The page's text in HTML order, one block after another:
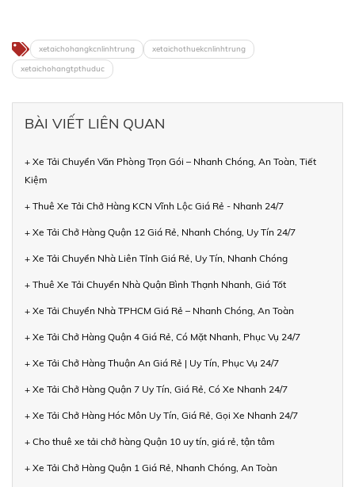
xetaichohangkcnlinhtrung
xetaichothuekcnlinhtrung
xetaichohangtpthuduc
BÀI VIẾT LIÊN QUAN
+ Xe Tải Chuyển Văn Phòng Trọn Gói – Nhanh Chóng, An Toàn, Tiết
Kiệm
+ Thuê Xe Tải Chở Hàng KCN Vĩnh Lộc Giá Rẻ - Nhanh 24/7
+ Xe Tải Chở Hàng Quận 12 Giá Rẻ, Nhanh Chóng, Uy Tín 24/7
+ Xe Tải Chuyển Nhà Liên Tỉnh Giá Rẻ, Uy Tín, Nhanh Chóng
+ Thuê Xe Tải Chuyển Nhà Quận Bình Thạnh Nhanh, Giá Tốt
+ Xe Tải Chuyển Nhà TPHCM Giá Rẻ – Nhanh Chóng, An Toàn
+ Xe Tải Chở Hàng Quận 4 Giá Rẻ, Có Mặt Nhanh, Phục Vụ 24/7
+ Xe Tải Chở Hàng Thuận An Giá Rẻ | Uy Tín, Phục Vụ 24/7
+ Xe Tải Chở Hàng Quận 7 Uy Tín, Giá Rẻ, Có Xe Nhanh 24/7
+ Xe Tải Chở Hàng Hóc Môn Uy Tín, Giá Rẻ, Gọi Xe Nhanh 24/7
+ Cho thuê xe tải chở hàng Quận 10 uy tín, giá rẻ, tận tâm
+ Xe Tải Chở Hàng Quận 1 Giá Rẻ, Nhanh Chóng, An Toàn